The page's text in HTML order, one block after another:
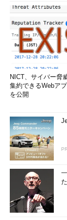
NICT、サイバー脅
集約できるWebア
を公開